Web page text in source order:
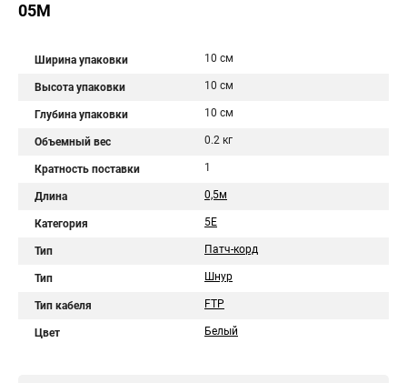
05M
Ширина упаковки 10 см
Высота упаковки 10 см
Глубина упаковки 10 см
Объемный вес 0.2 кг
Кратность поставки 1
Длина 0,5м
Категория 5Е
Тип Патч-корд
Тип Шнур
Тип кабеля FTP
Цвет Белый